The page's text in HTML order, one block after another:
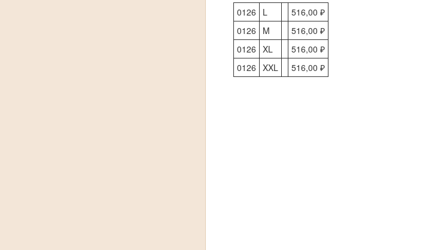
0126
L
516,00 ₽
0126
M
516,00 ₽
0126
XL
516,00 ₽
0126
XXL 516,00 ₽